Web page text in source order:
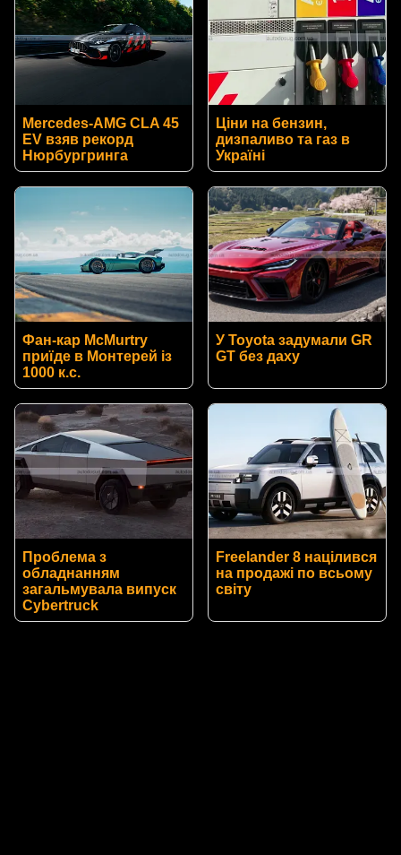
Mercedes-AMG CLA 45
EV взяв рекорд
Нюрбургринга
Ціни на бензин,
дизпаливо та газ в
Україні
Фан-кар McMurtry
приїде в Монтерей із
1000 к.с.
У Toyota задумали GR
GT без даху
Проблема з
обладнанням
загальмувала випуск
Cybertruck
Freelander 8 націлився
на продажі по всьому
світу